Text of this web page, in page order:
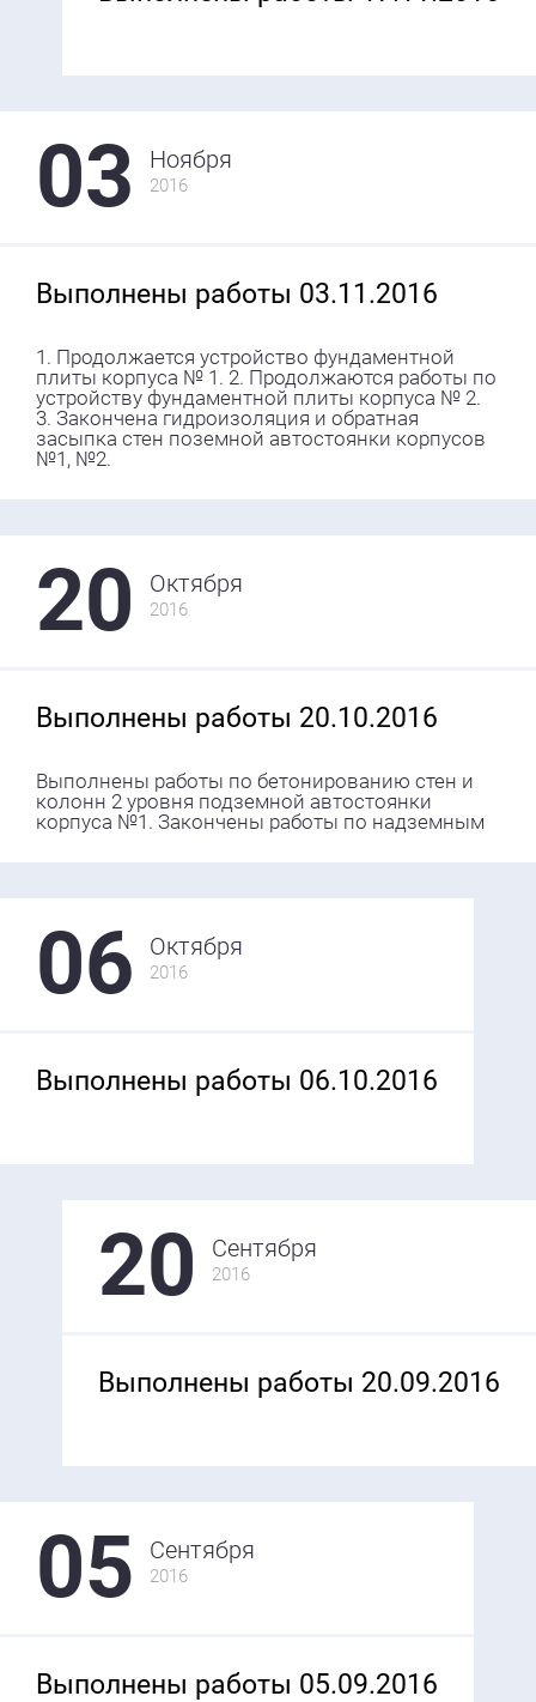
03 Ноября
2016
Выполнены работы 03.11.2016
1. Продолжается устройство фундаментной
плиты корпуса № 1. 2. Продолжаются работы по
устройству фундаментной плиты корпуса № 2.
3. Закончена гидроизоляция и обратная
засыпка стен поземной автостоянки корпусов
№1, №2.
20 Октября
2016
Выполнены работы 20.10.2016
Выполнены работы по бетонированию стен и
колонн 2 уровня подземной автостоянки
корпуса №1. Закончены работы по надземным
06 Октября
2016
Выполнены работы 06.10.2016
20 Сентября
2016
Выполнены работы 20.09.2016
05 Сентября
2016
Выполнены работы 05.09.2016